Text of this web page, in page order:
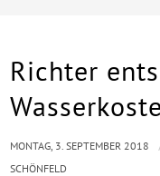
Richter
MONTAG, 3. SEPTEMBER 2018
SCHÖNFELD